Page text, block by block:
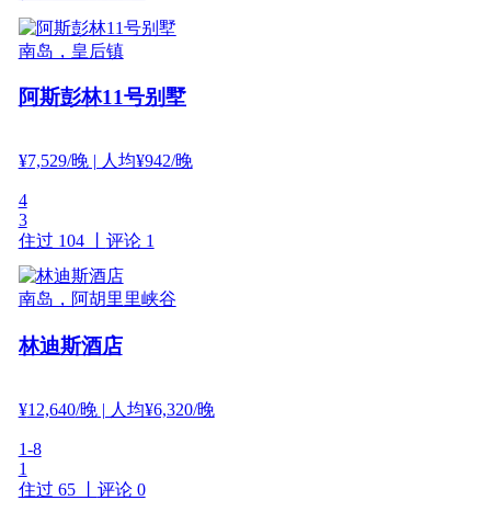
南岛，皇后镇
阿斯彭林11号别墅
¥7,529/晚| 人均¥942/晚
4
3
住过 104 丨 评论 1
南岛，阿胡里里峡谷
林迪斯酒店
¥12,640/晚| 人均¥6,320/晚
1-8
1
住过 65 丨 评论 0